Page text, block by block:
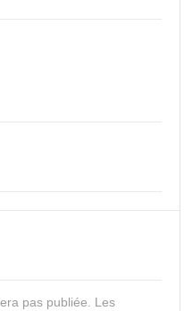
pas publiée.
Les